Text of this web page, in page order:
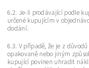
6.2. Je-li prodávající podle
určené kupujícím v
dodání.
6.3. V případě, že je z
opakovaně nebo jiným
kupující povinen uhradit